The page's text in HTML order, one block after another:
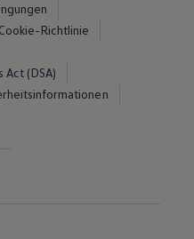
Cookie-Richtlinie
Act (DSA)